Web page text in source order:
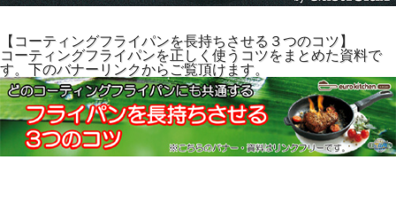
【コーティングフライパンを長持ちさせる３つのコツ】
コーティングフライパンを正しく使うコツをまとめた資料で
す。下のバナーリンクからご覧頂けます。